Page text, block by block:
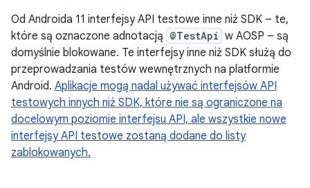
Od Androida 11 interfejsy API testowe inne niż SDK – te,
które są oznaczone adnotacją @TestApi w AOSP – są
domyślnie blokowane. Te interfejsy inne niż SDK służą do
przeprowadzania testów wewnętrznych na platformie
Android. Aplikacje mogą nadal używać interfejsów API
testowych innych niż SDK, które nie są ograniczone na
docelowym poziomie interfejsu API, ale wszystkie nowe
interfejsy API testowe zostaną dodane do listy
zablokowanych.